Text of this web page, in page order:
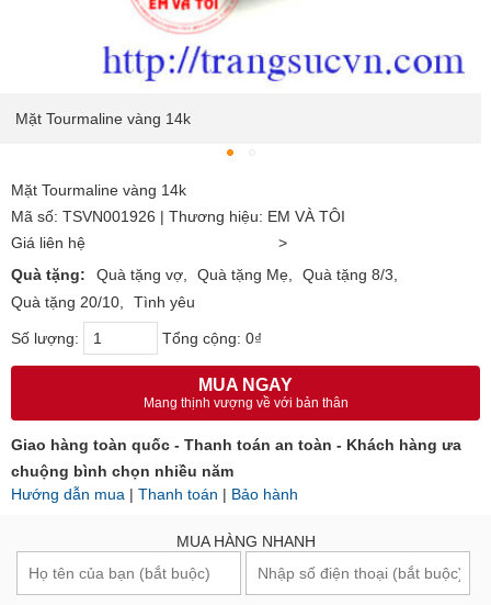
Mặt Tourmaline vàng 14k
Mặt Tourmaline vàng 14k
Mã số: TSVN001926 | Thương hiệu: EM VÀ TÔI
Giá liên hệ
>
Quà tặng:
Quà tặng vợ Quà tặng Mẹ
Quà tặng 8/3
Quà tặng 20/10
Tình yêu
Số lượng: Tổng cộng: 0₫
MUA NGAY
Mang thịnh vượng về với bản thân
Giao hàng toàn quốc - Thanh toán an toàn - Khách hàng ưa
chuộng bình chọn nhiều năm
Hướng dẫn mua | Thanh toán | Bảo hành
MUA HÀNG NHANH